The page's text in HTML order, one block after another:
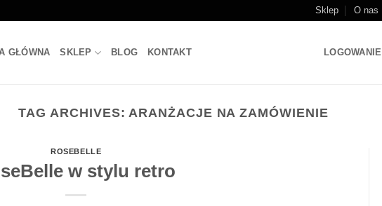
Sklep O nas
GŁÓWNA SKLEP BLOG KONTAKT LOGOWANIE
TAG ARCHIVES: ARANŻACJE NA ZAMÓWIENIE
ROSEBELLE
w stylu retro